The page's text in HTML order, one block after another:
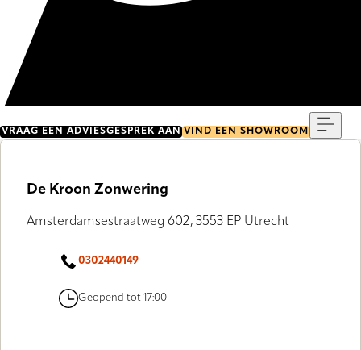
VRAAG EEN ADVIESGESPREK AAN VIND EEN SHOWROOM
De Kroon Zonwering
Amsterdamsestraatweg 602, 3553 EP Utrecht
0302440149
Geopend tot 17:00